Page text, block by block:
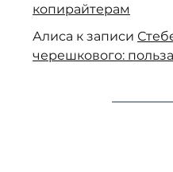
копирайтерам
Алиса к записи
черешкового: